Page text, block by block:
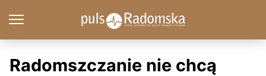
Radomszczanie nie chcą